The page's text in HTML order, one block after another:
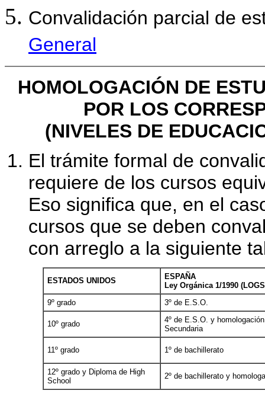
Convalidación parcial de
General
HOMOLOGACIÓN DE
POR LOS
(NIVELES DE
El trámite formal de
requiere de los cursos
Eso significa que, en el
cursos que se deben
con arreglo a la siguiente
ESTADOS UNIDOS
ESPAÑA
Ley Orgánica 1/1990
9º grado
3º de E.S.O.
10º grado
4º de E.S.O. y
Secundaria
11º grado 1º de bachillerato
12º grado y Diploma de High
School
2º de bachillerato y